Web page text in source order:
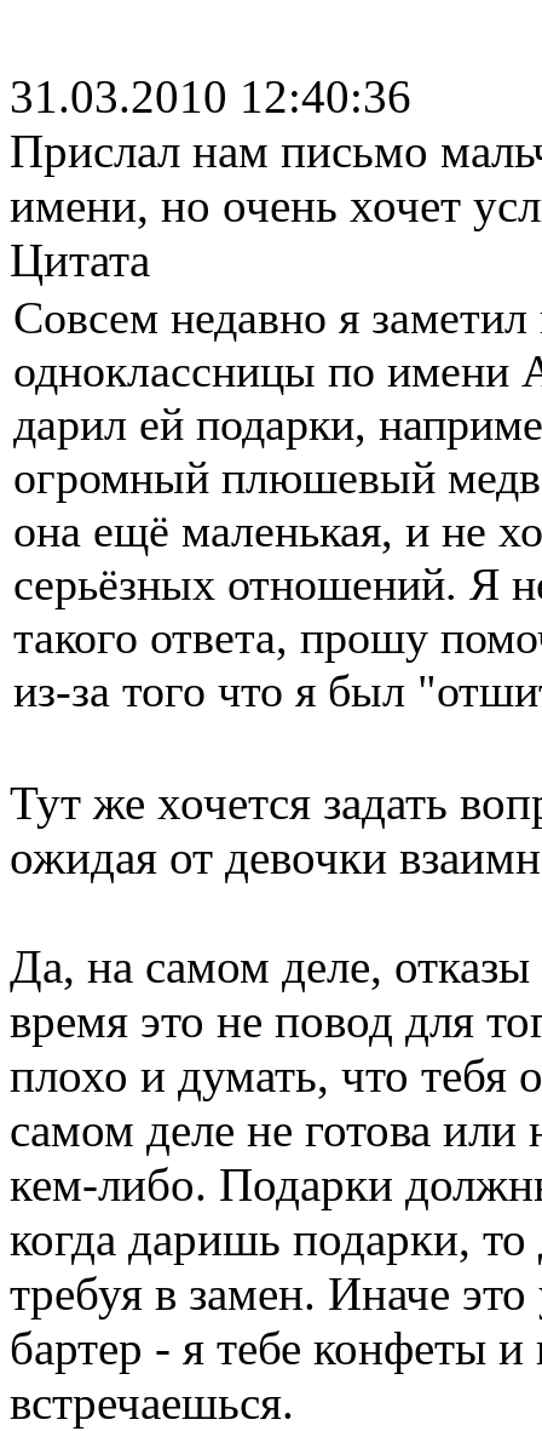
31.03.2010 12:40:36
Прислал нам письмо
имени, но очень хочет
Цитата
Совсем недавно я
одноклассницы по имени
дарил ей подарки,
огромный плюшевый
она ещё маленькая, и не
серьёзных отношений. Я
такого ответа, прошу
из-за того что я был
Тут же хочется задать
ожидая от девочки
Да, на самом деле,
время это не повод для
плохо и думать, что
самом деле не готова
кем-либо. Подарки
когда даришь подарки,
требуя в замен. Иначе
бартер - я тебе конфеты
встречаешься.